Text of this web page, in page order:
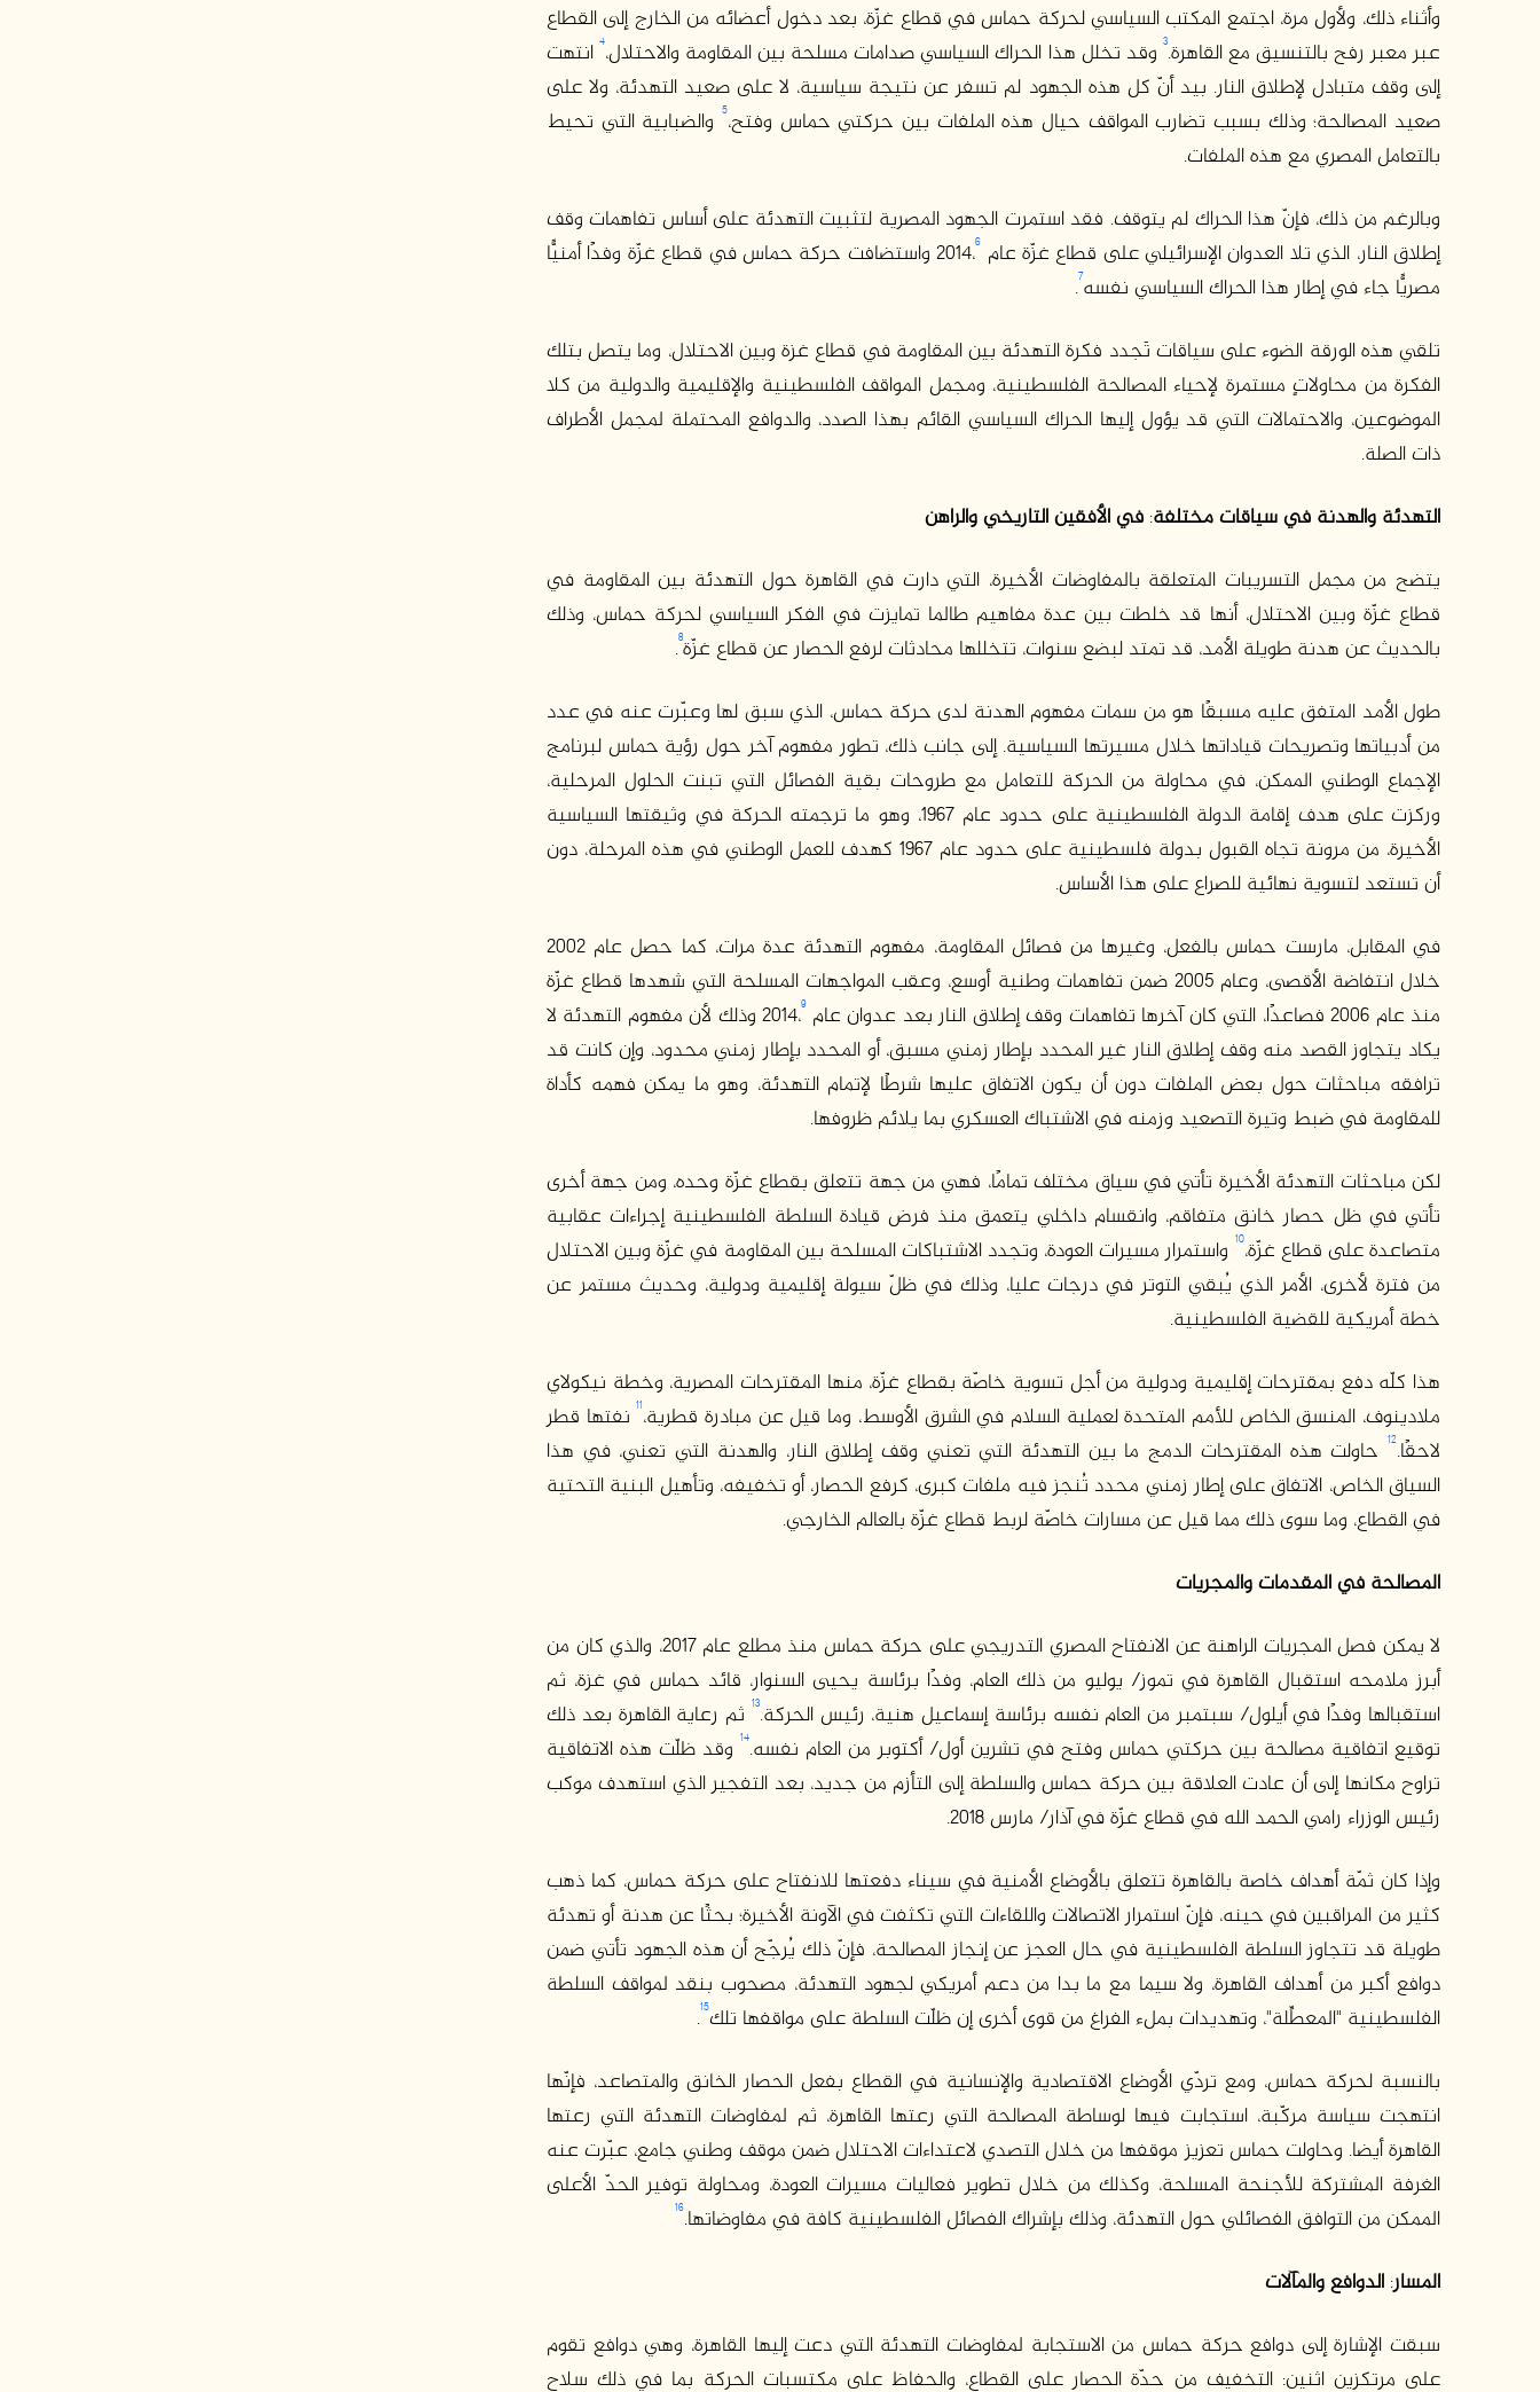
وأثناء ذلك، ولأول مرة، اجتمع المكتب السياسي لحركة حماس في قطاع غزّة، بعد دخول أعضائه من الخارج إلى القطاع
عبر معبر رفح بالتنسيق مع القاهرة.3 وقد تخلل هذا الحراك السياسي صدامات مسلحة بين المقاومة والاحتلال،4انتهت
إلى وقف متبادل لإطلاق النار. بيد أنّ كل هذه الجهود لم تسفر عن نتيجة سياسية، لا على صعيد التهدئة، ولا على
صعيد المصالحة؛ وذلك بسبب تضارب المواقف حيال هذه الملفات بين حركتي حماس وفتح،5 والضبابية التي تحيط
بالتعامل المصري مع هذه الملفات.
وبالرغم من ذلك، فإنّ هذا الحراك لم يتوقف. فقد استمرت الجهود المصرية لتثبيت التهدئة على أساس تفاهمات وقف
إطلاق النار، الذي تلا العدوان الإسرائيلي على قطاع غزّة عام 2014، 6
واستضافت حركة حماس في قطاع غزّة وفدًا أمنيًّا
مصريًّا جاء في إطار هذا الحراك السياسي نفسه7
.
تلقي هذه الورقة الضوء على سياقات تَجدد فكرة التهدئة بين المقاومة في قطاع غزة وبين الاحتلال، وما يتصل بتلك
الفكرة من محاولاتٍ مستمرة لإحياء المصالحة الفلسطينية، ومجمل المواقف الفلسطينية والإقليمية والدولية من كلا
الموضوعين، والاحتمالات التي قد يؤول إليها الحراك السياسي القائم بهذا الصدد، والدوافع المحتملة لمجمل الأطراف
ذات الصلة.
التهدئة والهدنة في سياقات مختلفة: في الأفقين التاريخي والراهن
يتضح من مجمل التسريبات المتعلقة بالمفاوضات الأخيرة، التي دارت في القاهرة حول التهدئة بين المقاومة في
قطاع غزّة وبين الاحتلال، أنها قد خلطت بين عدة مفاهيم طالما تمايزت في الفكر السياسي لحركة حماس، وذلك
بالحديث عن هدنة طويلة الأمد، قد تمتد لبضع سنوات، تتخللها محادثات لرفع الحصار عن قطاع غزّة8
.
طول الأمد المتفق عليه مسبقًا هو من سمات مفهوم الهدنة لدى حركة حماس، الذي سبق لها وعبّرت عنه في عدد
من أدبياتها وتصريحات قياداتها خلال مسيرتها السياسية. إلى جانب ذلك، تطور مفهوم آخر حول رؤية حماس لبرنامج
الإجماع الوطني الممكن، في محاولة من الحركة للتعامل مع طروحات بقية الفصائل التي تبنت الحلول المرحلية،
وركزت على هدف إقامة الدولة الفلسطينية على حدود عام ١٩٦٧، وهو ما ترجمته الحركة في وثيقتها السياسية
الأخيرة، من مرونة تجاه القبول بدولة فلسطينية على حدود عام ١٩٦٧ كهدف للعمل الوطني في هذه المرحلة، دون
أن تستعد لتسوية نهائية للصراع على هذا الأساس.
في المقابل، مارست حماس بالفعل، وغيرها من فصائل المقاومة، مفهوم التهدئة عدة مرات، كما حصل عام 2002
خلال انتفاضة الأقصى، وعام 2005 ضمن تفاهمات وطنية أوسع، وعقب المواجهات المسلحة التي شهدها قطاع غزّة
منذ عام 2006 فصاعدًا، التي كان آخرها تفاهمات وقف إطلاق النار بعد عدوان عام 2014،
9
وذلك لأن مفهوم التهدئة لا
يكاد يتجاوز القصد منه وقف إطلاق النار غير المحدد بإطار زمني مسبق، أو المحدد بإطار زمني محدود، وإن كانت قد
ترافقه مباحثات حول بعض الملفات دون أن يكون الاتفاق عليها شرطًا لإتمام التهدئة، وهو ما يمكن فهمه كأداة
للمقاومة في ضبط وتيرة التصعيد وزمنه في الاشتباك العسكري بما يلائم ظروفها.
لكن مباحثات التهدئة الأخيرة تأتي في سياق مختلف تمامًا، فهي من جهة تتعلق بقطاع غزّة وحده، ومن جهة أخرى
تأتي في ظل حصار خانق متفاقم، وانقسام داخلي يتعمق منذ فرض قيادة السلطة الفلسطينية إجراءات عقابية
متصاعدة على قطاع غزّة،10 واستمرار مسيرات العودة، وتجدد الاشتباكات المسلحة بين المقاومة في غزّة وبين الاحتلال
من فترة لأخرى، الأمر الذي يُبقي التوتر في درجات عليا، وذلك في ظلّ سيولة إقليمية ودولية، وحديث مستمر عن
خطة أمريكية للقضية الفلسطينية.
هذا كلّه دفع بمقترحات إقليمية ودولية من أجل تسوية خاصّة بقطاع غزّة، منها المقترحات المصرية، وخطة نيكولاي
ملادينوف، المنسق الخاص للأمم المتحدة لعملية السلام في الشرق الأوسط، وما قيل عن مبادرة قطرية،11 نفتها قطر
لاحقًا.12 حاولت هذه المقترحات الدمج ما بين التهدئة التي تعني وقف إطلاق النار، والهدنة التي تعني، في هذا
السياق الخاص، الاتفاق على إطار زمني محدد تُنجز فيه ملفات كبرى، كرفع الحصار، أو تخفيفه، وتأهيل البنية التحتية
في القطاع، وما سوى ذلك مما قيل عن مسارات خاصّة لربط قطاع غزّة بالعالم الخارجي.
المصالحة في المقدمات والمجريات
لا يمكن فصل المجريات الراهنة عن الانفتاح المصري التدريجي على حركة حماس منذ مطلع عام 2017، والذي كان من
أبرز ملامحه استقبال القاهرة في تموز/ يوليو من ذلك العام، وفدًا برئاسة يحيى السنوار، قائد حماس في غزة، ثم
استقبالها وفدًا في أيلول/ سبتمبر من العام نفسه برئاسة إسماعيل هنية، رئيس الحركة.13 ثم رعاية القاهرة بعد ذلك
توقيع اتفاقية مصالحة بين حركتي حماس وفتح في تشرين أول/ أكتوبر من العام نفسه.14 وقد ظلّت هذه الاتفاقية
تراوح مكانها إلى أن عادت العلاقة بين حركة حماس والسلطة إلى التأزم من جديد، بعد التفجير الذي استهدف موكب
رئيس الوزراء رامي الحمد الله في قطاع غزّة في آذار/ مارس 2018.
وإذا كان ثمّة أهداف خاصة بالقاهرة تتعلق بالأوضاع الأمنية في سيناء دفعتها للانفتاح على حركة حماس، كما ذهب
كثير من المراقبين في حينه، فإنّ استمرار الاتصالات واللقاءات التي تكثفت في الآونة الأخيرة؛ بحثًا عن هدنة أو تهدئة
طويلة قد تتجاوز السلطة الفلسطينية في حال العجز عن إنجاز المصالحة، فإنّ ذلك يُرجّح أن هذه الجهود تأتي ضمن
دوافع أكبر من أهداف القاهرة، ولا سيما مع ما بدا من دعم أمريكي لجهود التهدئة، مصحوب بنقد لمواقف السلطة
الفلسطينية "المعطِّلة"، وتهديدات بملء الفراغ من قوى أخرى إن ظلّت السلطة على مواقفها تلك15
.
بالنسبة لحركة حماس، ومع تردّي الأوضاع الاقتصادية والإنسانية في القطاع بفعل الحصار الخانق والمتصاعد، فإنّها
انتهجت سياسة مركّبة، استجابت فيها لوساطة المصالحة التي رعتها القاهرة، ثم لمفاوضات التهدئة التي رعتها
القاهرة أيضا. وحاولت حماس تعزيز موقفها من خلال التصدي لاعتداءات الاحتلال ضمن موقف وطني جامع، عبّرت عنه
الغرفة المشتركة للأجنحة المسلحة، وكذلك من خلال تطوير فعاليات مسيرات العودة، ومحاولة توفير الحدّ الأعلى
الممكن من التوافق الفصائلي حول التهدئة، وذلك بإشراك الفصائل الفلسطينية كافة في مفاوضاتها.16
المسار: الدوافع والمآلات
سبقت الإشارة إلى دوافع حركة حماس من الاستجابة لمفاوضات التهدئة التي دعت إليها القاهرة، وهي دوافع تقوم
على مرتكزين اثنين: التخفيف من حدّة الحصار على القطاع، والحفاظ على مكتسبات الحركة بما في ذلك سلاح